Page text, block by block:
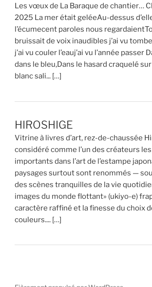
Les vœux de La Baraque de chantier…
2025 La mer était geléeAu-dessus
l’écumecent paroles nous
bruissait de voix inaudibles j’ai vu
j’ai vu couler l’eauj’ai vu l’année passer
dans le bleu,Dans le hasard craquelé
blanc sali... […]
HIROSHIGE
Vitrine à livres d’art, rez-de-chaussée
considéré comme l’un des créateurs
importants dans l’art de l’estampe
paysages surtout sont renommés —
des scènes tranquilles de la vie
images du monde flottant» (ukiyo-e)
caractère raffiné et la finesse du choix
couleurs.... […]